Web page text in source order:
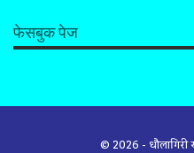
फेसबुक पेज
© 2026 - धौलागिरी